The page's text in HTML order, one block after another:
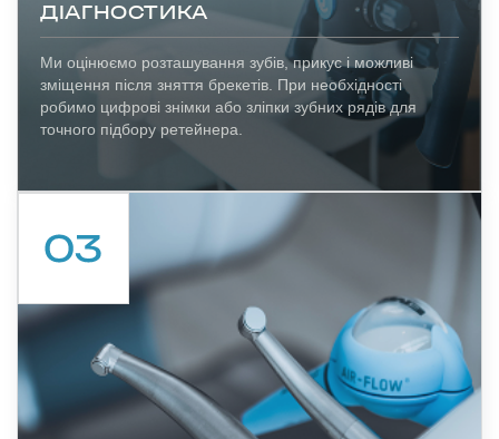
ДІАГНОСТИКА
Ми оцінюємо розташування зубів, прикус і можливі
зміщення після зняття брекетів. При необхідності
робимо цифрові знімки або зліпки зубних рядів для
точного підбору ретейнера.